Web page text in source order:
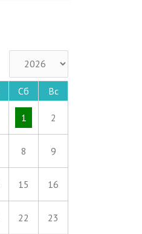
Сб Вс
1 2
8 9
15 16
22 23